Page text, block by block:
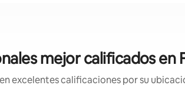
mejor calificados en
excelentes calificaciones por su